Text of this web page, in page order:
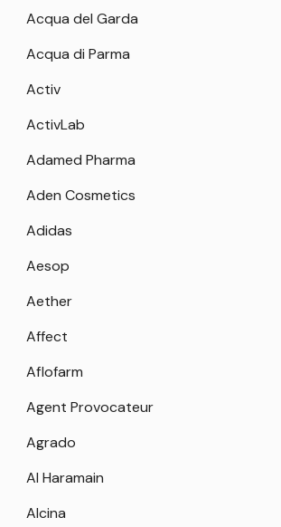
Acqua del Garda
Acqua di Parma
Activ
ActivLab
Adamed Pharma
Aden Cosmetics
Adidas
Aesop
Aether
Affect
Aflofarm
Agent Provocateur
Agrado
Al Haramain
Alcina